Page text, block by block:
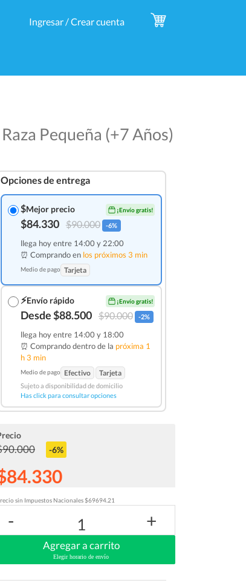
Ingresar / Crear cuenta
Pequeña (+7 Años)
Opciones de entrega
$Mejor precio ¡Envío gratis!
$84.330 $90.000 -6%
llega hoy entre 14:00 y 22:00
⏰ Comprando en los próximos 3 min
Medio de pago Tarjeta
⚡Envío rápido ¡Envío gratis!
Desde $88.500 $90.000 -2%
llega hoy entre 14:00 y 18:00
⏰ Comprando dentro de la próxima 1
h 3 min
Medio de pago Efectivo Tarjeta
Sujeto a disponibilidad de domicilio
Has click para consultar opciones
-6%
sin Impuestos Nacionales $69694.21
- 1 +
Agregar a carrito
Elegir horario de envío